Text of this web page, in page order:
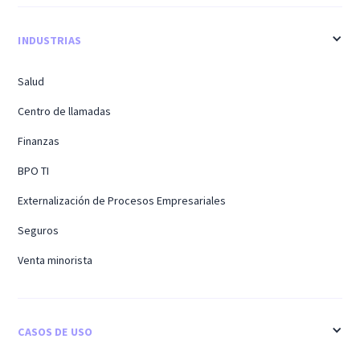
INDUSTRIAS
Salud
Centro de llamadas
Finanzas
BPO TI
Externalización de Procesos Empresariales
Seguros
Venta minorista
CASOS DE USO